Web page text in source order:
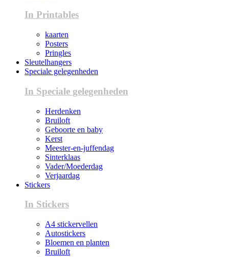
In Printables
kaarten
Posters
Pringles
Sleutelhangers
Speciale gelegenheden
In Speciale gelegenheden
Herdenken
Bruiloft
Geboorte en baby
Kerst
Meester-en-juffendag
Sinterklaas
Vader/Moederdag
Verjaardag
Stickers
In Stickers
A4 stickervellen
Autostickers
Bloemen en planten
Bruiloft